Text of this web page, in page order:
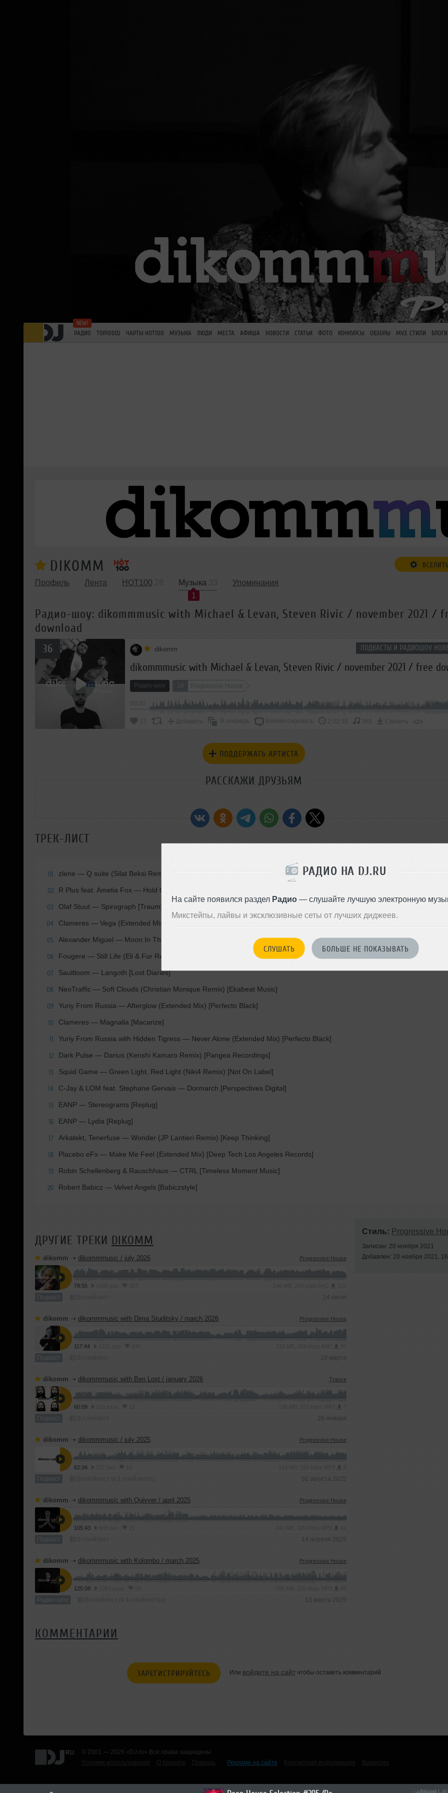
РАДИО НА DJ.RU
На сайте появился раздел Радио— слушайте лучшую электронную
Микстейпы, лайвы и эксклюзивные сеты от лучших диджеев.
СЛУШАТЬ БОЛЬШЕ НЕ ПОКАЗЫВАТЬ
РАДИО TOP100DJ ЧАРТЫ HOT100 МУЗЫКА ЛЮДИ МЕСТА АФИША НОВОСТИ СТАТЬИ ФОТО КОНКУРСЫ ОБЗОРЫ МУЗ. СТИЛИ БЛОГИ
DIKOMM
Профиль Лента HOT100
Музыка
1
Упоминания
Радио-шоу: dikommmusic with Michael & Levan, Steven Rivic / november 2021 /
download
ПОДКАСТЫ И РАДИОШОУ
36 dikomm
Радио-шоу 16 Progressive House
13 Добавить В очередь Комментировать 2:02:38 368 Скачать </>
ПОДДЕРЖАТЬ АРТИСТА
РАССКАЖИ ДРУЗЬЯМ
ТРЕК-ЛИСТ
01 zlene — Q suite (Silat Beksi Remix) [Seaweed Rhythm]
02 R Plus feat. Amelia Fox — Hold On To Your Heart (Eli & Fur's Vocal Mix) [Armada Music]
03 Olaf Stuut — Spirograph [Traum]
04 Clameres — Vega (Extended Mix) [Colorize (Enhanced)]
05 Alexander Miguel — Moon In The Night [DP-6 Records]
06 Fougere — Still Life (Eli & Fur Remix) [Studio Fougere]
07 Saultloom — Langoth [Lost Diaries]
08 NeoTraffic — Soft Clouds (Christian Monique Remix) [Ekabeat Music]
09 Yuriy From Russia — Afterglow (Extended Mix) [Perfecto Black]
10 Clameres — Magnalia [Macarize]
11 Yuriy From Russia with Hidden Tigress — Never Alone (Extended Mix) [Perfecto Black]
12 Dark Pulse — Darius (Kenshi Kamaro Remix) [Pangea Recordings]
13 Squid Game — Green Light, Red Light (Niki4 Remix) [Not On Label]
14 C-Jay & LOM feat. Stephane Gervais — Dormarch [Perspectives Digital]
15 EANP — Stereograms [Replug]
16 EANP — Lydia [Replug]
17 Arkatekt, Tenerfuse — Wonder (JP Lantieri Remix) [Keep Thinking]
18 Placebo eFx — Make Me Feel (Extended Mix) [Deep Tech Los Angeles Records]
19 Robin Schellenberg & Rauschhaus — CTRL [Timeless Moment Music]
20 Robert Babicz — Velvet Angels [Babiczstyle]
ДРУГИЕ ТРЕКИ DIKOMM
dikomm ➝ dikommmusic / july 2026 Progressive House
78:55
Подкаст 14 июля
dikomm ➝ dikommmusic with Dima Studitsky / march 2026 Progressive House
117:44
Подкаст 10 марта
dikomm ➝ dikommmusic with Ben Lost / january 2026 Trance
60:09
Подкаст 28 января
dikomm ➝ dikommmusic / july 2025 Progressive House
62:34
Подкаст 02 августа 2025
dikomm ➝ dikommmusic with Quivver / april 2025 Progressive House
105:43
Подкаст 14 апреля 2025
dikomm ➝ dikommmusic with Kolombo / march 2025 Progressive House
125:08
Радио-шоу 13 марта 2025
Стиль: Progressive
Записан: 20 ноября 2021
Добавлен: 20 ноября 2021,
КОММЕНТАРИИ
ЗАРЕГИСТРИРУЙТЕСЬ Или войдите на сайтчтобы оставить комментарий
© 2001 — 2026 «DJ.ru» Все права защищены.
Условия использования
О проекте Помощь Реклама на сайте Контактная информация Вакансии